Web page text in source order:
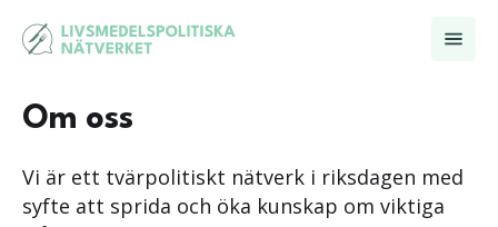
Om oss
Vi är ett tvärpolitiskt nätverk i riksdagen med
syfte att sprida och öka kunskap om viktiga